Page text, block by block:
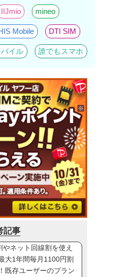
IIJmio mineo
Mobile DTI SIM
イル 誰でもスマホ
記事
ネット回線割を使え
大1年間毎月1100円割
既存ユーザーのプラン